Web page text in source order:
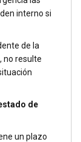
interno si
de la
no resulte
de
un plazo